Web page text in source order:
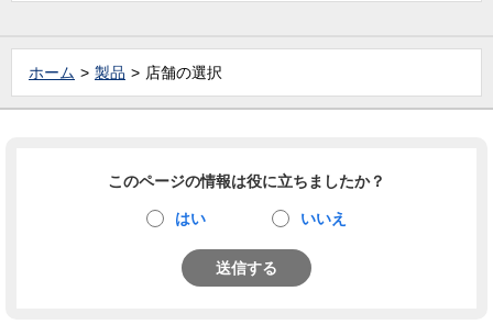
ホーム 製品 店舗の選択
このページの情報は役に立ちましたか？
はい いいえ
送信する